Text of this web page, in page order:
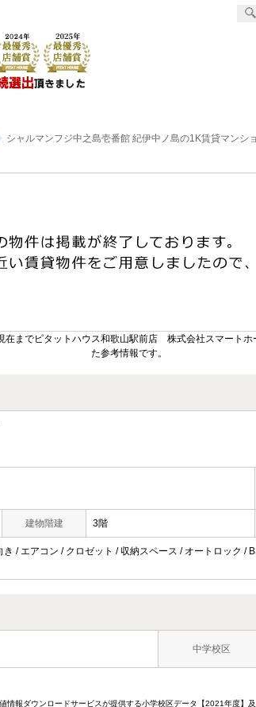
シャルマンフジ中之島壱番館 紀伊中ノ島の1K賃貸マンシ
までピタットハウス和歌山駅前店 株式会社スマート
た参考情報です。
建物階建 3階
/ エアコン / クロゼット / 収納スペース / オートロック /
中学校区
情報ダウンロードサービスが提供する小学校区データ【2021年度